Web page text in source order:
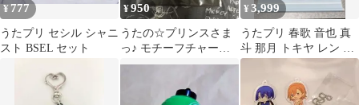
¥777
うたプリ セシル シャニ
スト BSEL セット
¥950
うたの☆プリンスさま
っ♪ モチーフチャーム
一ノ瀬トキヤ
¥3,999
うたプリ 春歌 音也 真
斗 那月 トキヤ レン 翔
セシル 嶺二 蘭丸 カミ